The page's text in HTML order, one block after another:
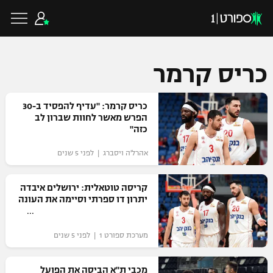
כדורגל ישראלי
ליגת העל
גביע הטוטו
ליגיונרים
גביע המדינה
כדורגל עולמי
ליגת האלופות
ליגה אירופית
ליגה אנגלית
כדורסל ישראלי
ליגת ווינר סל
ליגה לאומית
כדורסל עולמי
NBA
כריס קרמר
כריס קרמר: "עדיף להפסיד ב-30
הפרש מאשר לחוות שברון לב
כזה"
אהרל'ה ויסברג | לפני 5 שנים
קריסה טוטאלית: ירושלים איבדה
יתרון דו ספרתי וסיימה את העונה
מערכת ספורט 1 | לפני 5 שנים
מכבי ת"א הביסה את הפועל